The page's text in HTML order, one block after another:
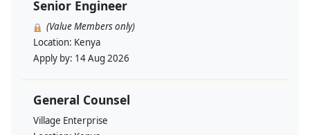
Senior Engineer
(Value Members only)
Location: Kenya
Apply by: 14 Aug 2026
General Counsel
Village Enterprise